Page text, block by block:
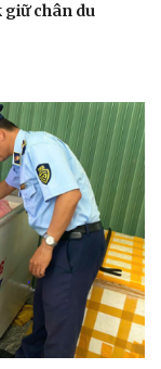
giữ chân du